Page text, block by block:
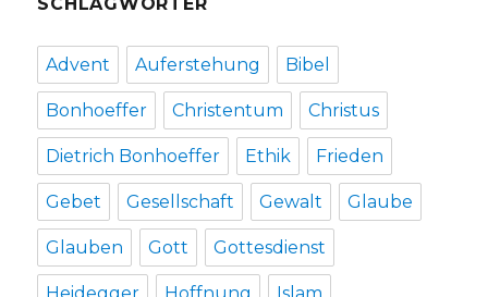
Bernhard
Fleischer,
2015
Advent Auferstehung Bibel
Bonhoeffer Christentum Christus
Dietrich Bonhoeffer Ethik Frieden
Gebet Gesellschaft Gewalt Glaube
Glauben Gott Gottesdienst